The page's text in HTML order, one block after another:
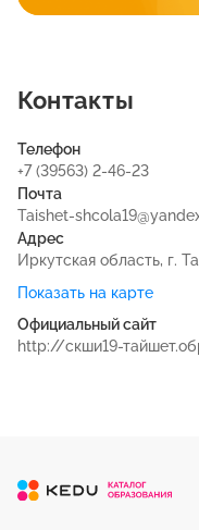
Контакты
Телефон
+7 (39563) 2-46-23
Почта
Taishet-
Адрес
Иркутская область, г.
Показать на карте
Официальный сайт
http://скши19-